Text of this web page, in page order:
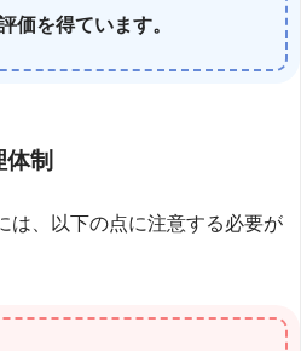
価を得ています。
制
は、以下の点に注意する必要が